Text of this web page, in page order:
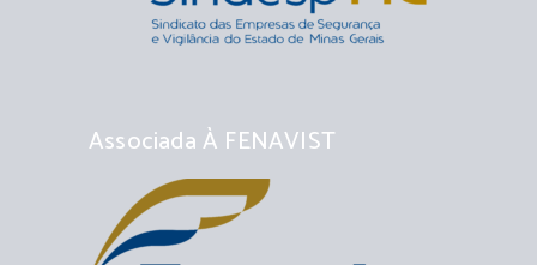
Associada À FENAVIST